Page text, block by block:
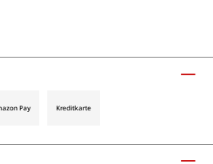
Pay Kreditkarte